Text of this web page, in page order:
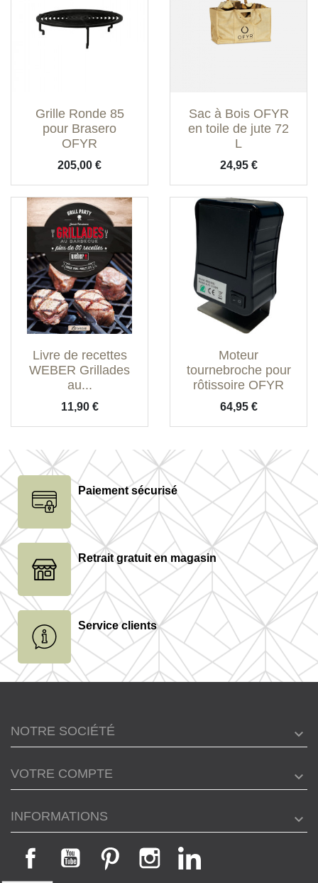
Grille Ronde 85
pour Brasero
OFYR
Prix
205,00 €
Sac à Bois OFYR
en toile de jute 72
L
Prix
24,95 €
Livre de recettes
WEBER Grillades
au...
Prix
11,90 €
Moteur
tournebroche pour
rôtissoire OFYR
Prix
64,95 €
Paiement sécurisé
Retrait gratuit en magasin
Service clients
NOTRE SOCIÉTÉ
VOTRE COMPTE
INFORMATIONS